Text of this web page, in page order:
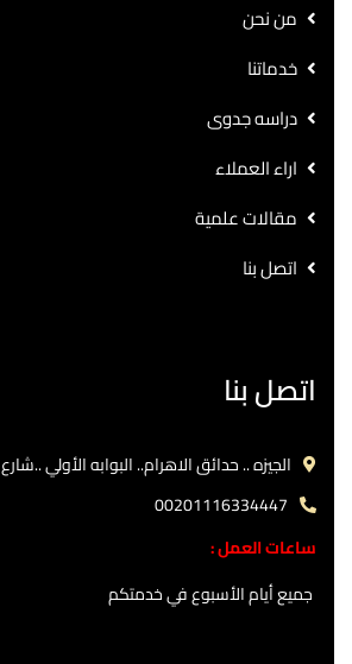
من نحن
خدماتنا
دراسه جدوى
اراء العملاء
مقالات علمية
اتصل بنا
اتصل بنا
الجيزه .. حدائق الاهرام.. البوابه الأولي ..شارع 5 أ - عماره رقم 82 أ.
00201116334447
ساعات العمل :
جميع أيام الأسبوع في خدمتكم